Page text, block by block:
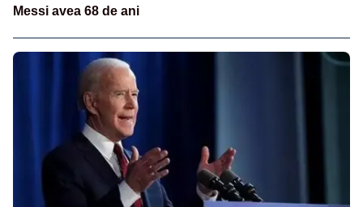
Messi avea 68 de ani